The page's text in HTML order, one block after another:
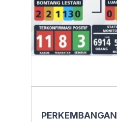
PERKEMBANGAN